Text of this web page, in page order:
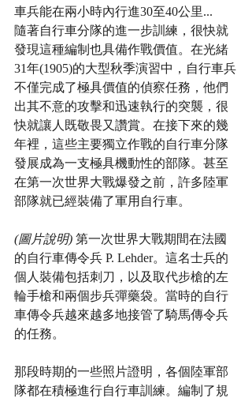
車兵能在兩小時內行進30至40公里...
隨著自行車分隊的進一步訓練，很快就
發現這種編制也具備作戰價值。在光緒
31年(1905)的大型秋季演習中，自行車兵
不僅完成了極具價值的偵察任務，他們
出其不意的攻擊和迅速執行的突襲，很
快就讓人既敬畏又讚賞。在接下來的幾
年裡，這些主要獨立作戰的自行車分隊
發展成為一支極具機動性的部隊。甚至
在第一次世界大戰爆發之前，許多陸軍
部隊就已經裝備了軍用自行車。
(圖片說明) 第一次世界大戰期間在法國
的自行車傳令兵 P. Lehder。這名士兵的
個人裝備包括刺刀，以及取代步槍的左
輪手槍和兩個步兵彈藥袋。當時的自行
車傳令兵越來越多地接管了騎馬傳令兵
的任務。
那段時期的一些照片證明，各個陸軍部
隊都在積極進行自行車訓練。編制了規